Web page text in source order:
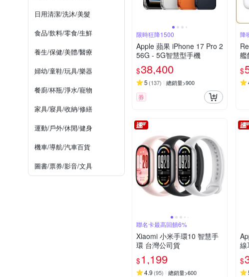
日用清潔/洗沐/美髮
食品/飲料/零食/生鮮
養生/保健/美體/醫療
婦幼/童鞋/玩具/樂器
餐廚/杯瓶/淨水/寵物
家具/寢具/收納/修繕
運動/戶外/休閒/健身
機車/導航/汽車百貨
圖書/票券/影音/文具
限時狂降1500
Apple 蘋果 iPhone 17 Pro 2
56G - 5G智慧型手機
$38,400
5 (137) 總銷量>900
券
降
艦
$
聯名卡最高回饋6%
Xiaomi 小米手環10 智慧手
環 台灣公司貨
$1,199
4.9 (95) 總銷量>600
線
$